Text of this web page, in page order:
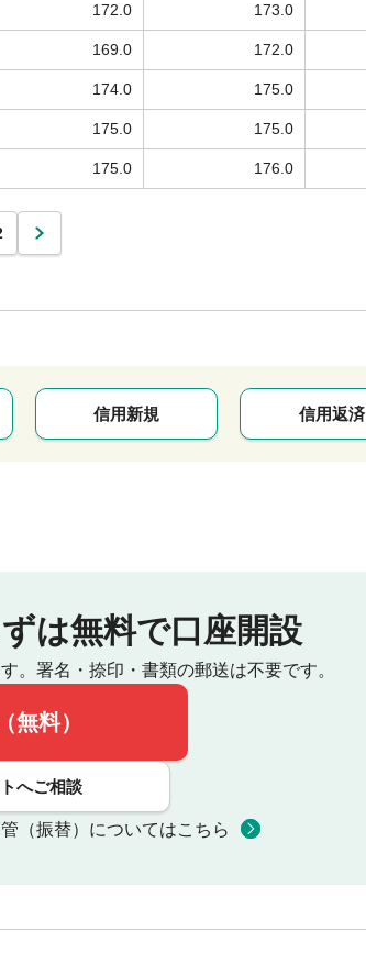
172.0 173.0
169.0 172.0
174.0 175.0
175.0 175.0
175.0 176.0
信用新規 信用返済
は無料で口座開設
。 署名・捺印・書類の郵送は不要です。
無料）
へご相談
（振替）についてはこちら